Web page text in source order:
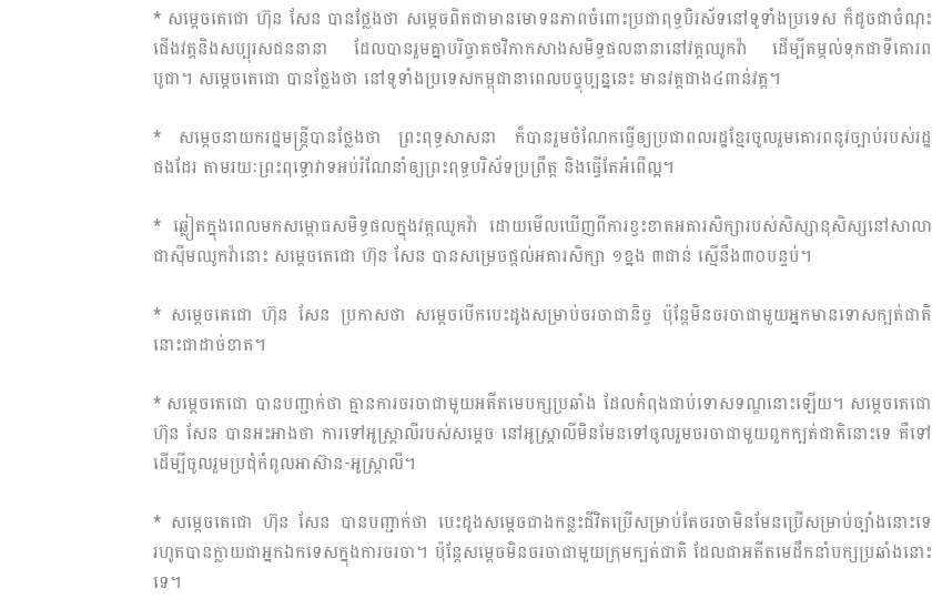
* សម្តេចតេជោ ហ៊ុន សែន បានថ្លែងថា សម្តេចពិតជាមានមោទនភាពចំពោះប្រជាពុទ្ធបិរស័ទនៅទូទាំងប្រទេស ក៏ដូចជាចំណុះ
ជើងវត្តនិងសប្បុរសជននានា ដែលបានរួមគ្នាបរិច្ចាគថវិកាកសាងសមិទ្ធផលនានានៅវត្តឈូកវ៉ា ដើម្បីតម្កល់ទុកជាទីគោរព
បូជា។ សម្តេចតេជោ បានថ្លែងថា នៅទូទាំងប្រទេសកម្ពុជានាពេលបច្ចុប្បន្ននេះ មានវត្តជាង៤ពាន់វត្ត។
* សម្តេចនាយករដ្ឋមន្ត្រីបានថ្លែងថា ព្រះពុទ្ធសាសនា ក៏បានរួមចំណែកធ្វើឲ្យប្រជាពលរដ្ឋខ្មែរចូលរួមគោរពនូវច្បាប់របស់រដ្ឋ
ផងដែរ តាមរយៈព្រះពុទ្ធោវាទអប់រំណែនាំឲ្យព្រះពុទ្ធបរិស័ទប្រព្រឹត្ត និងធ្វើតែអំពើល្អ។
* ឆ្លៀតក្នុងពេលមកសម្ពោធសមិទ្ធផលក្នុងវត្តឈូកវ៉ា ដោយមើលឃើញពីការខ្វះខាតអគារសិក្សារបស់សិស្សានុសិស្សនៅសាលា
ជាស៊ីមឈូកវ៉ានោះ សម្តេចតេជោ ហ៊ុន សែន បានសម្រេចផ្តល់អគារសិក្សា ១ខ្នង ៣ជាន់ ស្មើនឹង៣០បន្ទប់។
* សម្តេចតេជោ ហ៊ុន សែន ប្រកាសថា សម្តេចបើកបេះដូងសម្រាប់ចរចាជានិច្ច ប៉ុន្តែមិនចរចាជាមួយអ្នកមានទោសក្បត់ជាតិ
នោះជាដាច់ខាត។
* សម្តេចតេជោ បានបញ្ជាក់ថា គ្មានការចរចាជាមួយអតីតមេបក្សប្រឆាំង ដែលកំពុងជាប់ទោសទណ្ឌនោះឡើយ។ សម្តេចតេជោ
ហ៊ុន សែន បានអះអាងថា ការទៅអូស្ត្រាលីរបស់សម្តេច នៅអូស្ត្រាលីមិនមែនទៅចូលរួមចរចាជាមួយពួកក្បត់ជាតិនោះទេ គឺទៅ
ដើម្បីចូលរួមប្រជុំកំពូលអាស៊ាន-អូស្ត្រាលី។
* សម្តេចតេជោ ហ៊ុន សែន បានបញ្ជាក់ថា បេះដូងសម្តេចជាងកន្លះជីវិតប្រើសម្រាប់តែចរចាមិនមែនប្រើសម្រាប់ច្បាំងនោះទេ
រហូតបានក្លាយជាអ្នកឯកទេសក្នុងការចរចា។ ប៉ុន្តែសម្តេចមិនចរចាជាមួយក្រុមក្បត់ជាតិ ដែលជាអតីតមេដឹកនាំបក្សប្រឆាំងនោះ
ទេ។